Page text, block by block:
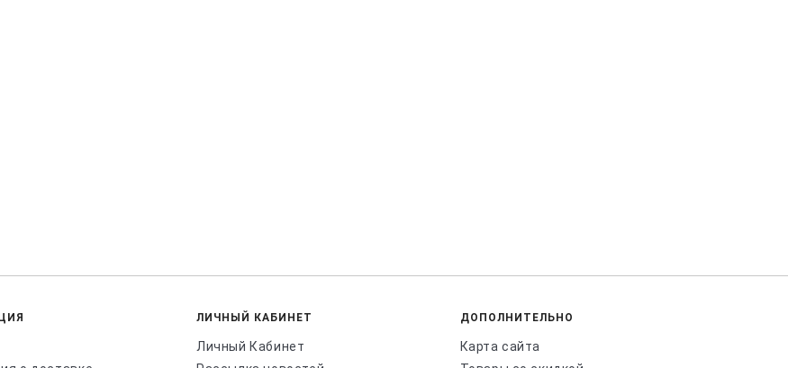
ЛИЧНЫЙ КАБИНЕТ
Личный Кабинет
ДОПОЛНИТЕЛЬНО
Карта сайта